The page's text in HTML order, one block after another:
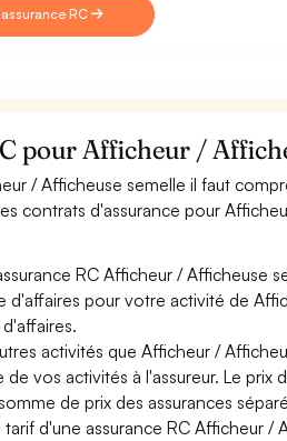
RC
pour Afficheur /
/ Afficheuse semelle il faut
contrats d'assurance pour
RC Afficheur / Afficheuse
pour votre activité de
activités que Afficheur /
vos activités à l'assureur. Le prix
de prix des assurances
d'une assurance RC Afficheur /